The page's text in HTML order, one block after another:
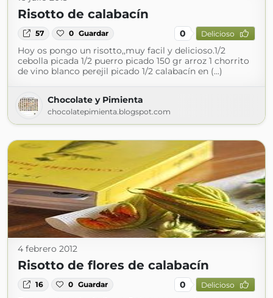
Risotto de calabacín
57 0 Guardar 0 Delicioso
Hoy os pongo un risotto,,muy facil y delicioso.1/2
cebolla picada 1/2 puerro picado 150 gr arroz 1 chorrito
de vino blanco perejil picado 1/2 calabacín en (...)
Chocolate y Pimienta
chocolatepimienta.blogspot.com
4 febrero 2012
Risotto de flores de calabacín
16 0 Guardar 0 Delicioso